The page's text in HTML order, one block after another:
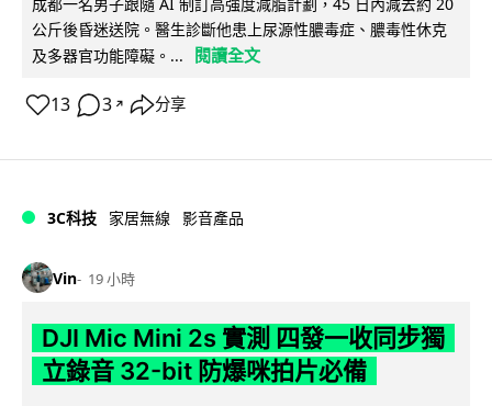
公斤後昏迷送院。醫生診斷他患上尿源性膿毒症、膿毒性休克
及多器官功能障礙。...
閱讀全文
13 3 ↗ 分享
3C科技 家居無線 影音產品
Vin 19 小時
DJI Mic Mini 2s 實測 四發一收同步獨
立錄音 32-bit 防爆咪拍片必備